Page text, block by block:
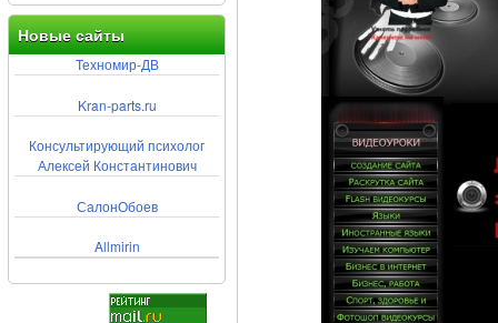
Новые сайты
Техномир-ДВ
Kran-parts.ru
Консультирующий психолог
Алексей Константинович
СалонОбоев
Allmirin